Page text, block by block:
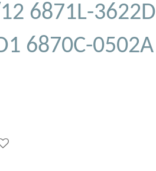
6871L-3622D
6870C-0502A